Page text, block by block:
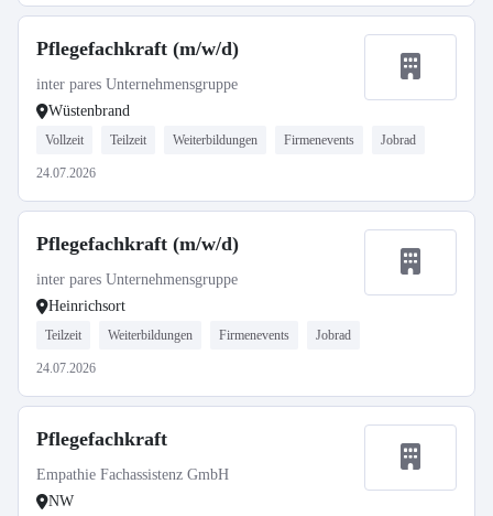
Pflegefachkraft (m/w/d)
inter pares Unternehmensgruppe
Wüstenbrand
Vollzeit Teilzeit Weiterbildungen Firmenevents Jobrad
24.07.2026
Pflegefachkraft (m/w/d)
inter pares Unternehmensgruppe
Heinrichsort
Teilzeit Weiterbildungen Firmenevents Jobrad
24.07.2026
Pflegefachkraft
Empathie Fachassistenz GmbH
NW